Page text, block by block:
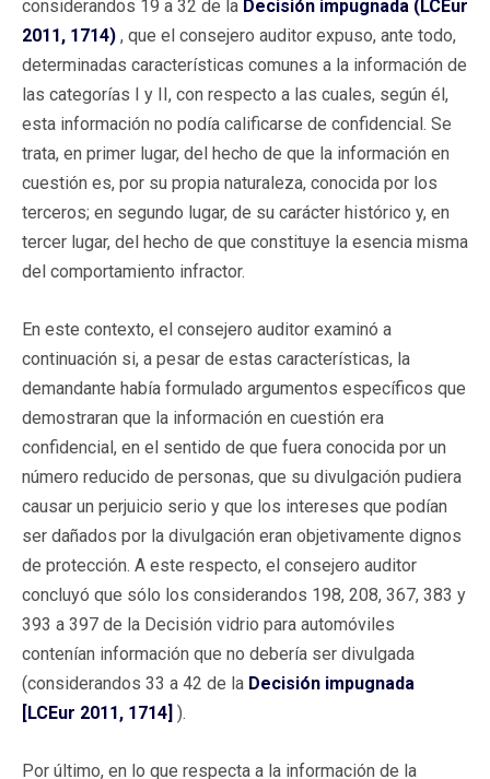
considerandos 19 a 32 de la Decisión impugnada (LCEur
2011, 1714) , que el consejero auditor expuso, ante todo,
determinadas características comunes a la información de
las categorías I y II, con respecto a las cuales, según él,
esta información no podía calificarse de confidencial. Se
trata, en primer lugar, del hecho de que la información en
cuestión es, por su propia naturaleza, conocida por los
terceros; en segundo lugar, de su carácter histórico y, en
tercer lugar, del hecho de que constituye la esencia misma
del comportamiento infractor.
En este contexto, el consejero auditor examinó a
continuación si, a pesar de estas características, la
demandante había formulado argumentos específicos que
demostraran que la información en cuestión era
confidencial, en el sentido de que fuera conocida por un
número reducido de personas, que su divulgación pudiera
causar un perjuicio serio y que los intereses que podían
ser dañados por la divulgación eran objetivamente dignos
de protección. A este respecto, el consejero auditor
concluyó que sólo los considerandos 198, 208, 367, 383 y
393 a 397 de la Decisión vidrio para automóviles
contenían información que no debería ser divulgada
(considerandos 33 a 42 de la Decisión impugnada
[LCEur 2011, 1714] ).
Por último, en lo que respecta a la información de la